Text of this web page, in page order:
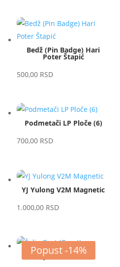
Bedž (Pin Badge) Hari
Poter Štapić
500,00 RSD
Podmetači LP Ploče (6)
700,00 RSD
YJ Yulong V2M Magnetic
1.000,00 RSD
Popust -14%
Šolja Grut (Groot)